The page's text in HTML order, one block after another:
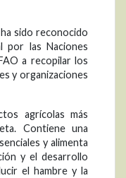
sido reconocido
por las Naciones
a recopilar los
y organizaciones
agrícolas más
Contiene una
y alimenta
y el desarrollo
el hambre y la